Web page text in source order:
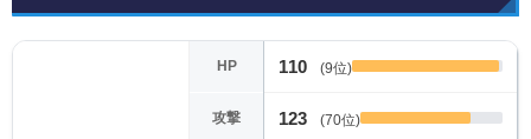
HP 110 (9位)
攻撃 123 (70位)